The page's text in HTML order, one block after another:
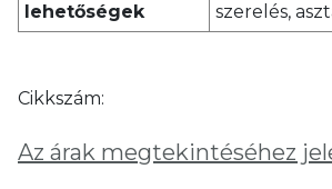
lehetőségek
szerelés,
Cikkszám:
Az árak megtekintéséhez